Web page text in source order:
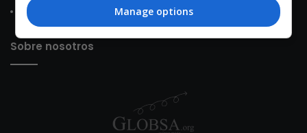
Política de Cookies
Sobre nosotros
Manage options